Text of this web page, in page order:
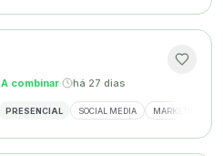
A combinar· há 27 dias
PRESENCIAL SOCIAL MEDIA MARKETING